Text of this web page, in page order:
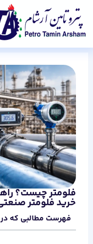
فلومتر چیست؟
خرید فلومتر
فهرست مطالبی که در